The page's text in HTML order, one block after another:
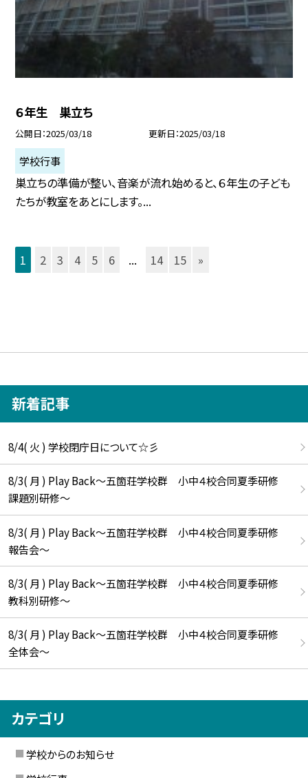
６年生 巣立ち
公開日 2025/03/18 更新日 2025/03/18
学校行事
巣立ちの準備が整い、音楽が流れ始めると、６年生の子ども
たちが教室をあとにします。...
1 2 3 4 5 6 ... 14 15 »
新着記事
8/4( 火 ) 学校閉庁日について☆彡
8/3( 月 ) Play Back～五箇荘学校群 小中４校合同夏季研修
課題別研修～
8/3( 月 ) Play Back～五箇荘学校群 小中４校合同夏季研修
報告会～
8/3( 月 ) Play Back～五箇荘学校群 小中４校合同夏季研修
教科別研修～
8/3( 月 ) Play Back～五箇荘学校群 小中４校合同夏季研修
全体会～
カテゴリ
学校からのお知らせ